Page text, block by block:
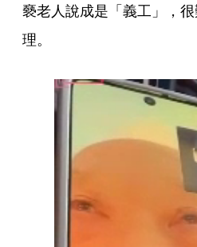
褻老人說成是「義工」，
理。